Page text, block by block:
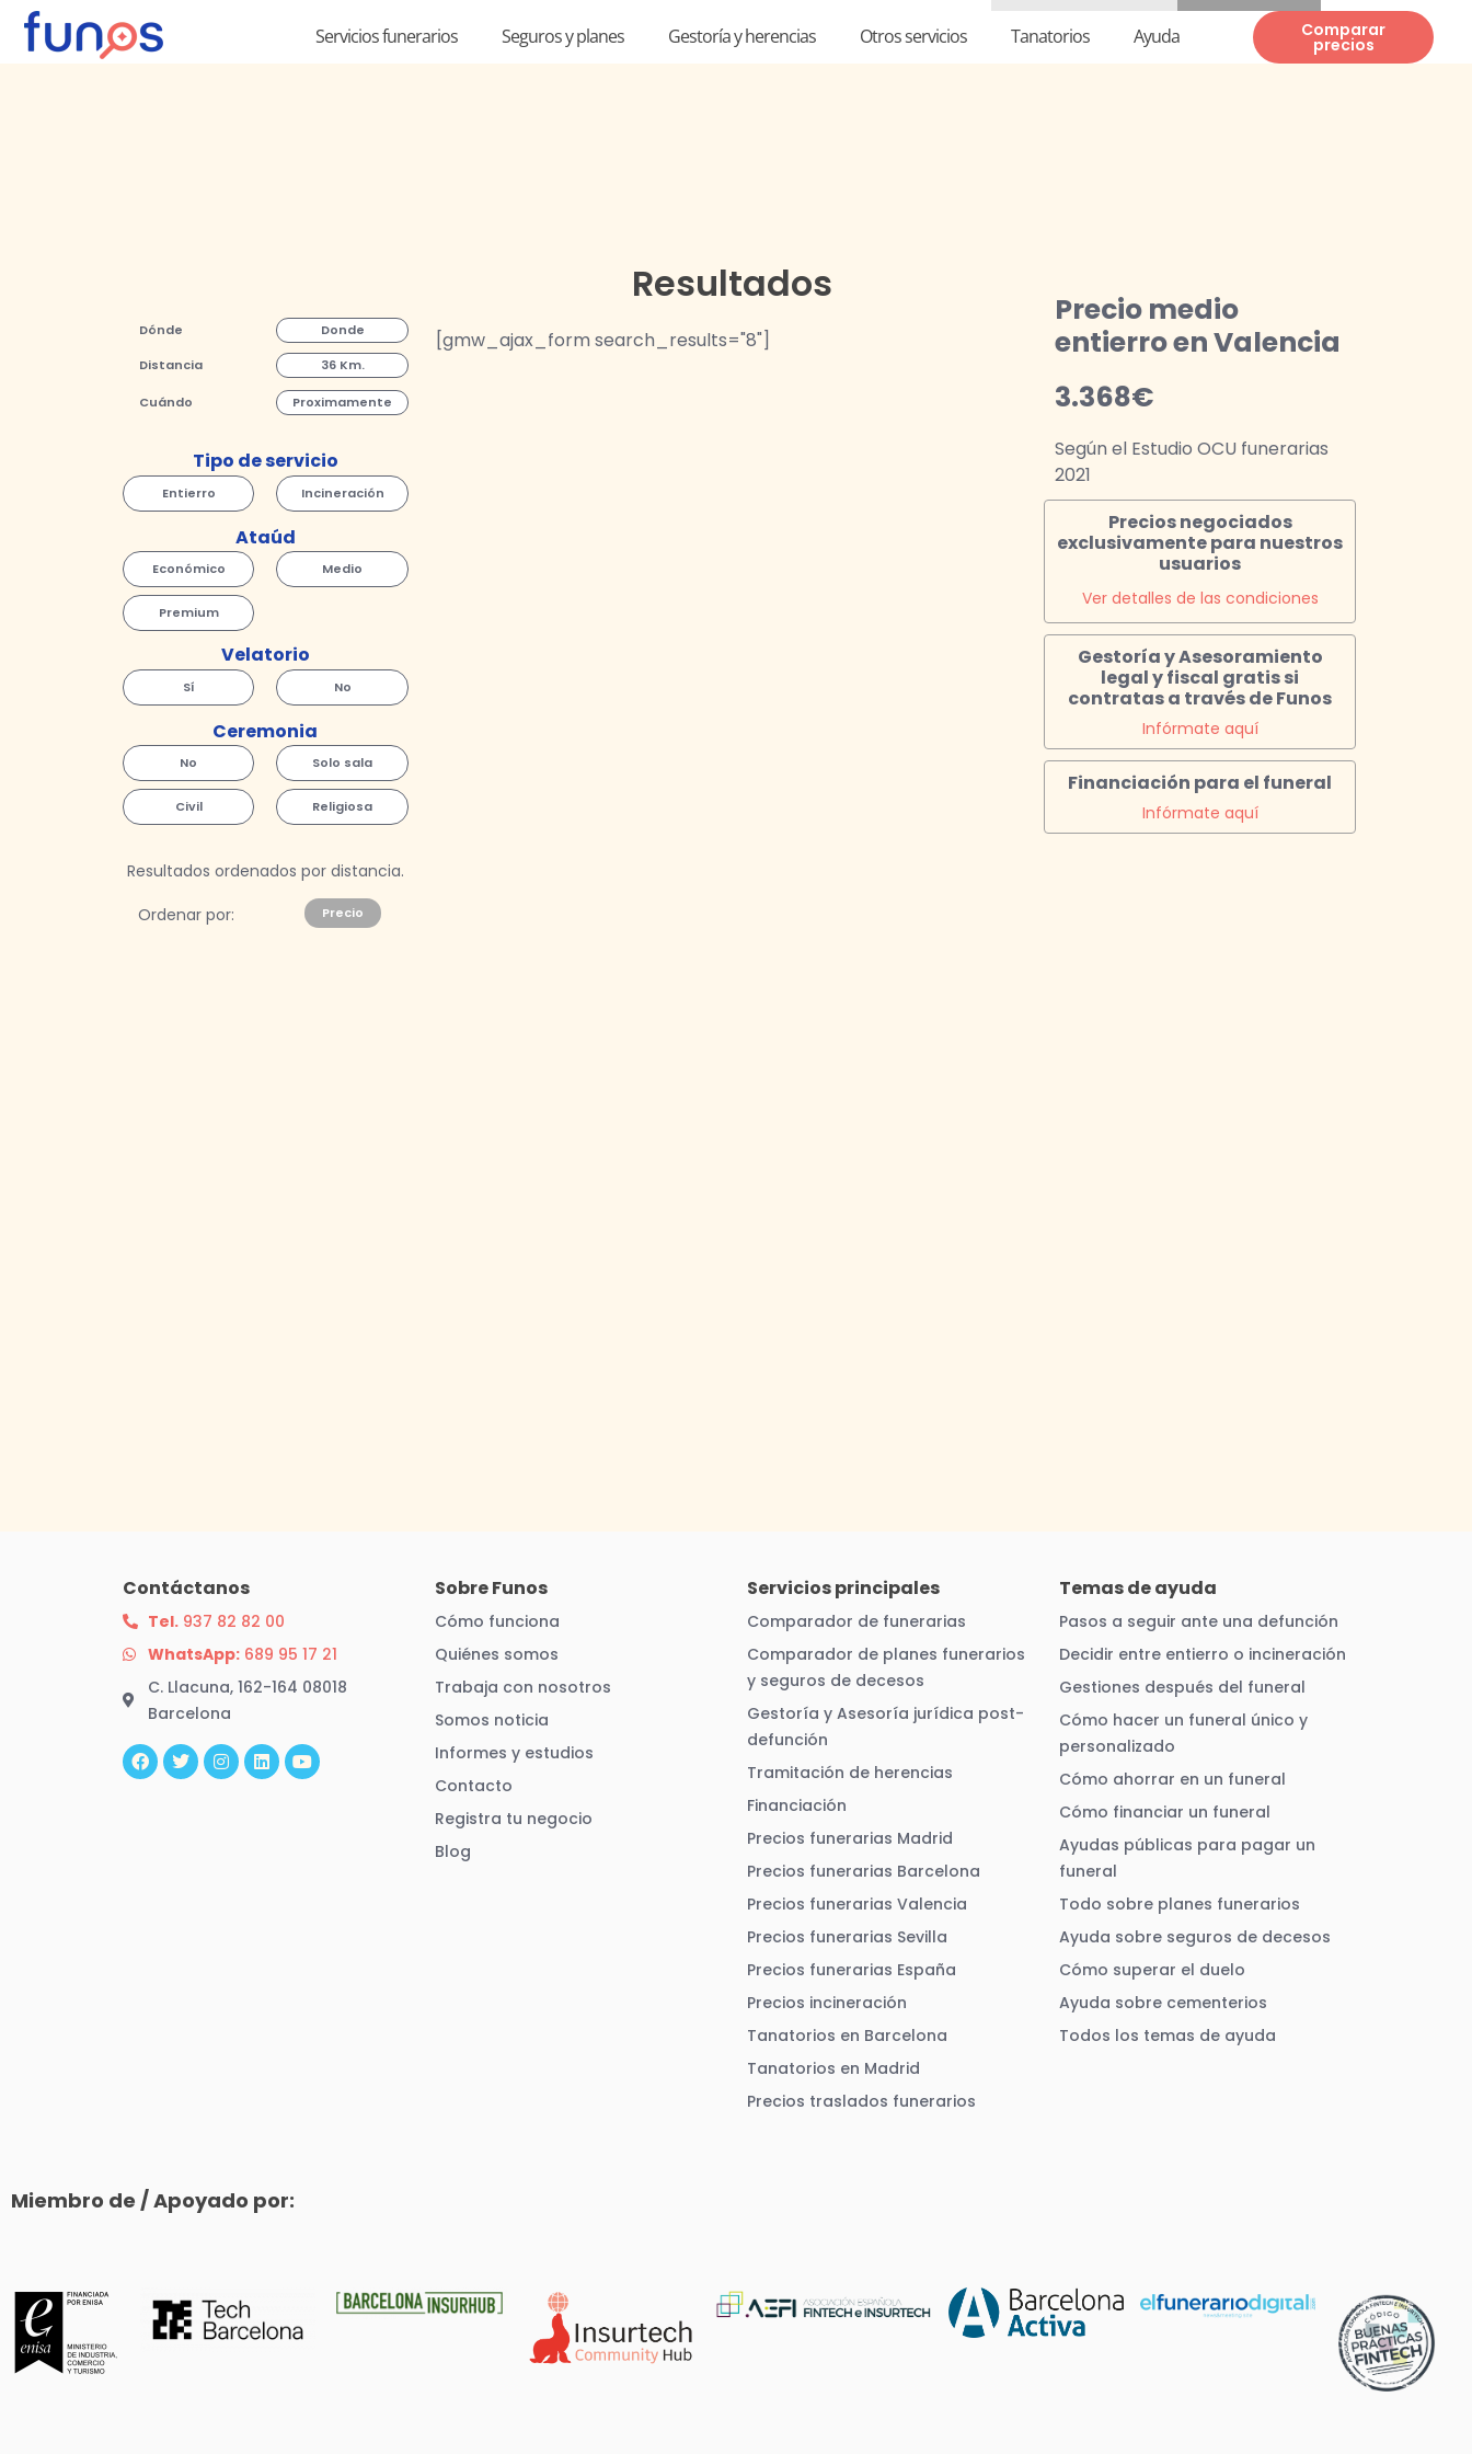
937 82 82 00
Servicios funerarios Seguros y planes Gestoría y herencias Otros servicios Tanatorios Ayuda Comparar
precios
Dónde
Donde
Distancia
36 Km.
Cuándo Proximamente
Tipo de servicio
Entierro Incineración
Ataúd
Económico Medio
Premium
Velatorio
Sí No
Ceremonia
No Solo sala
Civil Religiosa
Resultados ordenados por distancia.
Ordenar por:
Precio
Resultados
[gmw_ajax_form search_results="8"]
Precio medio
entierro en Valencia
3.368€
Según el Estudio OCU funerarias
2021
Precios negociados
exclusivamente para nuestros
usuarios
Ver detalles de las condiciones
Gestoría y Asesoramiento
legal y fiscal gratis si
contratas a través de Funos
Infórmate aquí
Financiación para el funeral
Infórmate aquí
Contáctanos
Tel.937 82 82 00
WhatsApp:689 95 17 21
C. Llacuna, 162-164 08018
Barcelona
a
c
e
w
i
t
n
s
t
i
n
k
o
u
t
Sobre Funos
Cómo funciona
Quiénes somos
Trabaja con nosotros
Somos noticia
Informes y estudios
Contacto
Registra tu negocio
Blog
Servicios principales
Comparador de funerarias
Comparador de planes funerarios
y seguros de decesos
Gestoría y Asesoría jurídica post-
defunción
Tramitación de herencias
Financiación
Precios funerarias Madrid
Precios funerarias Barcelona
Precios funerarias Valencia
Precios funerarias Sevilla
Precios funerarias España
Precios incineración
Tanatorios en Barcelona
Tanatorios en Madrid
Precios traslados funerarios
Temas de ayuda
Pasos a seguir ante una defunción
Decidir entre entierro o incineración
Gestiones después del funeral
Cómo hacer un funeral único y
personalizado
Cómo ahorrar en un funeral
Cómo financiar un funeral
Ayudas públicas para pagar un
funeral
Todo sobre planes funerarios
Ayuda sobre seguros de decesos
Cómo superar el duelo
Ayuda sobre cementerios
Todos los temas de ayuda
Miembro de / Apoyado por: